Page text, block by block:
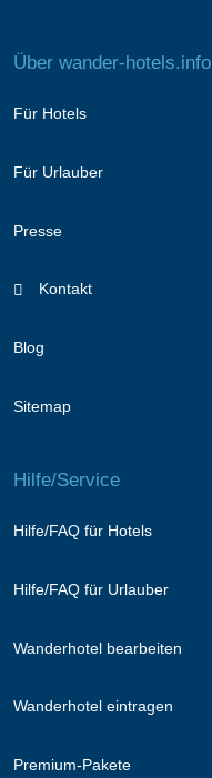
Über wander-hotels.info
Für Hotels
Für Urlauber
Presse
Kontakt
Blog
Sitemap
Hilfe/Service
Hilfe/FAQ für Hotels
Hilfe/FAQ für Urlauber
Wanderhotel bearbeiten
Wanderhotel eintragen
Premium-Pakete